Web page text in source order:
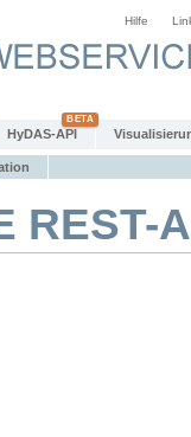
Hilfe
HyDAS-API